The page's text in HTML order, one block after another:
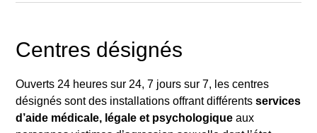
Centres désignés
Ouverts 24 heures sur 24, 7 jours sur 7, les centres
désignés sont des installations offrant différentsservices
d’aide médicale, légale et psychologique aux